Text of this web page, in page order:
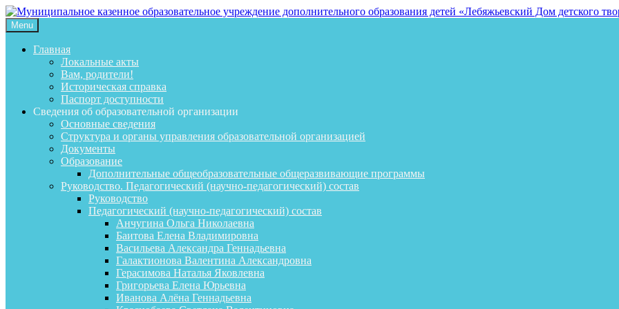
Menu
Главная
Локальные акты
Вам, родители!
Историческая справка
Паспорт доступности
Сведения об образовательной организации
Основные сведения
Структура и органы управления образовательной организацией
Документы
Образование
Дополнительные общеобразовательные общеразвивающие программы
Руководство. Педагогический (научно-педагогический) состав
Руководство
Педагогический (научно-педагогический) состав
Анчугина Ольга Николаевна
Баитова Елена Владимировна
Васильева Александра Геннадьевна
Галактионова Валентина Александровна
Герасимова Наталья Яковлевна
Григорьева Елена Юрьевна
Иванова Алёна Геннадьевна